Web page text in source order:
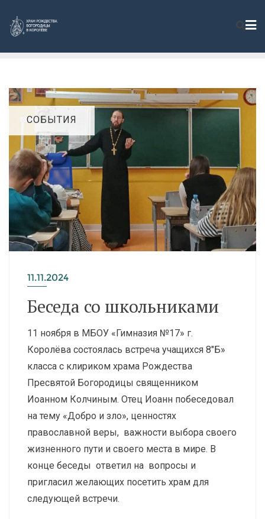
СОБЫТИЯ
11.11.2024
Беседа со школьниками
11 ноября в МБОУ «Гимназия №17» г.
Королёва состоялась встреча учащихся 8″Б»
класса с клириком храма Рождества
Пресвятой Богородицы священником
Иоанном Колчиным. Отец Иоанн побеседовал
на тему «Добро и зло», ценностях
православной веры, важности выбора своего
жизненного пути и своего места в мире. В
конце беседы ответил на вопросы и
пригласил желающих посетить храм для
следующей встречи.